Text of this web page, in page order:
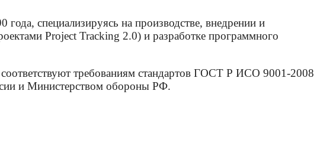
специализируясь на производстве, внедрении и
Project Tracking 2.0) и разработке программного
требованиям стандартов ГОСТ Р ИСО 9001-2008
и Министерством обороны РФ.